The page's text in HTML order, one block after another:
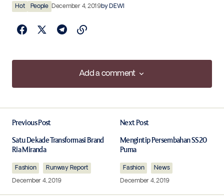
Hot People December 4, 2019byDEWI
Add a comment
Add a comment
Required fields are marked*
Comment*
Previous Post
Satu Dekade Transformasi Brand
Ria Miranda
Fashion
Runway Report
December 4, 2019
Next Post
Mengintip Persembahan SS20
Puma
Fashion
News
December 4, 2019